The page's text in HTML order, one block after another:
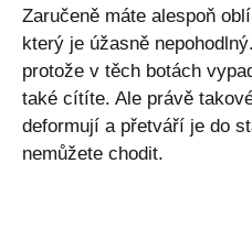
Zaručeně máte alespoň
který je úžasně
protože v těch botách
také cítíte. Ale právě
deformují a přetváří je do
nemůžete chodit.